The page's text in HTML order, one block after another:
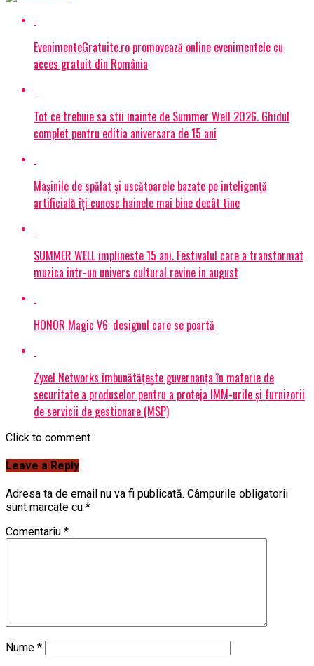
EvenimenteGratuite.ro promovează online evenimentele cu
acces gratuit din România
Tot ce trebuie sa stii inainte de Summer Well 2026. Ghidul
complet pentru editia aniversara de 15 ani
Mașinile de spălat și uscătoarele bazate pe inteligență
artificială îți cunosc hainele mai bine decât tine
SUMMER WELL implineste 15 ani. Festivalul care a transformat
muzica intr-un univers cultural revine in august
HONOR Magic V6: designul care se poartă
Zyxel Networks îmbunătățește guvernanța în materie de
securitate a produselor pentru a proteja IMM-urile și furnizorii
de servicii de gestionare (MSP)
Click to comment
Leave a Reply
Adresa ta de email nu va fi publicată. Câmpurile obligatorii
sunt marcate cu *
Comentariu *
Nume *